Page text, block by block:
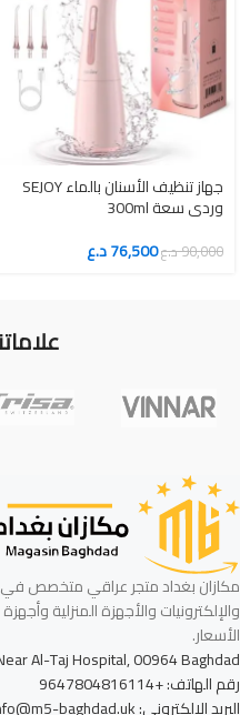
جهاز تنظيف الأسنان بالماء SEJOY
وردي سعة 300ml
90,000د.ع76,500د.ع
مكازان بغداد متجر عراقي متخصص في
والإلكترونيات والأجهزة المنزلية
الأسعار.
Al-Taj Hospital, 00964 Baghdad
رقم الهاتف: +9647804816114
البريد الإلكتروني: info@m5-baghdad.uk